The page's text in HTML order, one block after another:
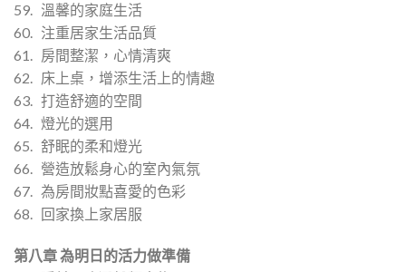
59. 溫馨的家庭生活
60. 注重居家生活品質
61. 房間整潔，心情清爽
62. 床上桌，增添生活上的情趣
63. 打造舒適的空間
64. 燈光的選用
65. 舒眠的柔和燈光
66. 營造放鬆身心的室內氣氛
67. 為房間妝點喜愛的色彩
68. 回家換上家居服
第八章 為明日的活力做準備